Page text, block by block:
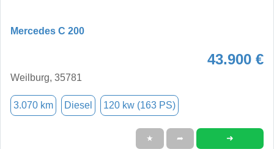
Mercedes C 200
43.900 €
Weilburg, 35781
3.070 km Diesel 120 kw (163 PS)
★ ➦ ➜